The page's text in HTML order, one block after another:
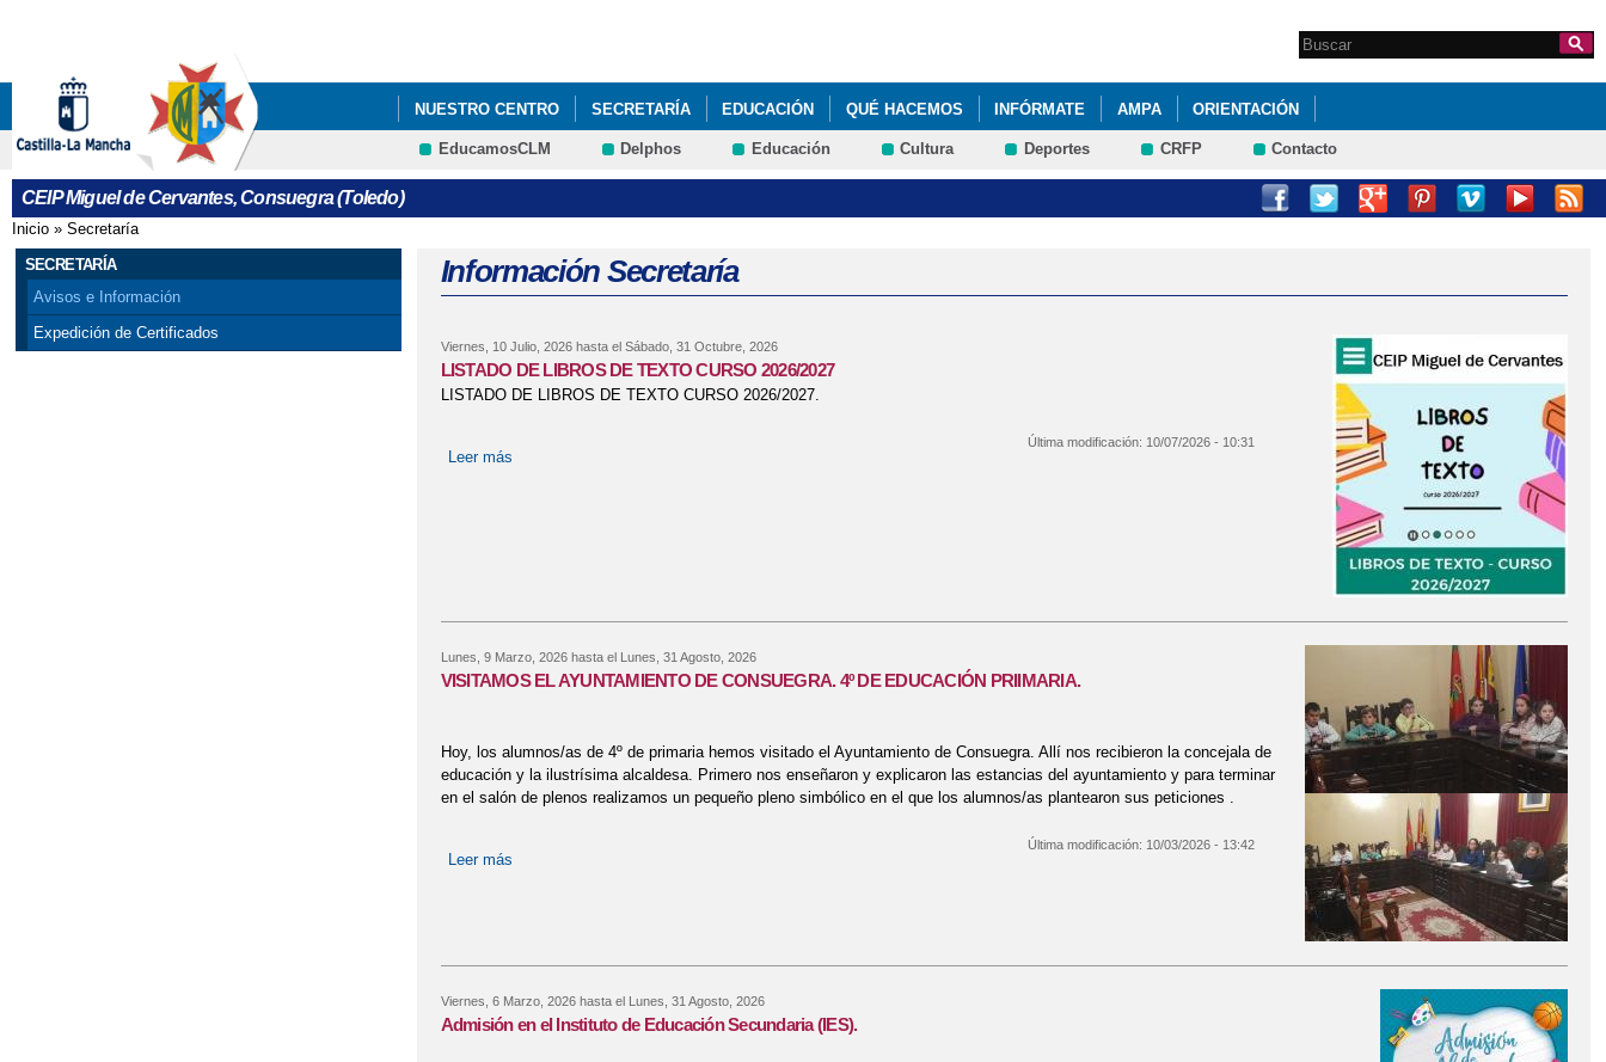
Formulario de
búsqueda
Search this site
NUESTRO CENTRO SECRETARÍA EDUCACIÓN QUÉ HACEMOS INFÓRMATE AMPA ORIENTACIÓN
EducamosCLM Delphos Educación Cultura Deportes CRFP Contacto
CEIP Miguel de Cervantes, Consuegra (Toledo)
Se encuentra usted aquí
Inicio » Secretaría
SECRETARÍA
Avisos e Información
Expedición de Certificados
Información Secretaría
Viernes, 10 Julio, 2026hasta el Sábado, 31 Octubre, 2026
LISTADO DE LIBROS DE TEXTO CURSO 2026/2027
LISTADO DE LIBROS DE TEXTO CURSO 2026/2027.
Leer más
Última modificación: 10/07/2026 - 10:31
Lunes, 9 Marzo, 2026hasta el Lunes, 31 Agosto, 2026
VISITAMOS EL AYUNTAMIENTO DE CONSUEGRA. 4º DE EDUCACIÓN PRIIMARIA.
Hoy, los alumnos/as de 4º de primaria hemos visitado el Ayuntamiento de Consuegra. Allí nos recibieron la concejala de
educación y la ilustrísima alcaldesa. Primero nos enseñaron y explicaron las estancias del ayuntamiento y para terminar
en el salón de plenos realizamos un pequeño pleno simbólico en el que los alumnos/as plantearon sus peticiones .
Leer más
Última modificación: 10/03/2026 - 13:42
Viernes, 6 Marzo, 2026hasta el Lunes, 31 Agosto, 2026
Admisión en el Instituto de Educación Secundaria (IES).